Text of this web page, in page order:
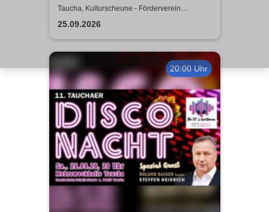
Sober Company | Live-Musik
& Whisky in der
Kulturscheune Taucha
Taucha, Kulturscheune - Förderverein
Rittergutschloss Taucha e.V.
25.09.2026
20:00 Uhr